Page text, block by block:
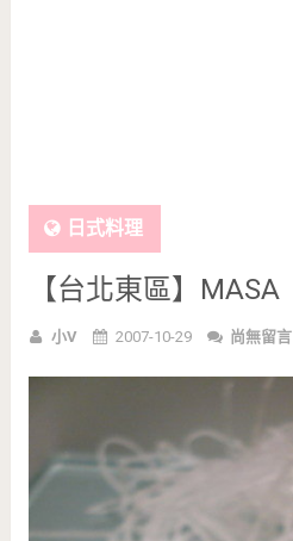
日式料理
【台北東區】MASA
小V 2007-10-29 尚無留言